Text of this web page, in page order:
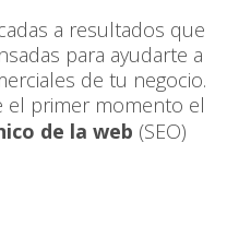
a resultados que
para ayudarte a
de tu negocio.
el primer momento el
de la web (SEO)